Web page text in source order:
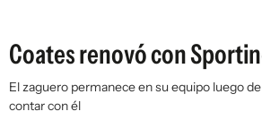
Coates renovó con
El zaguero permanece en su equipo luego
contar con él